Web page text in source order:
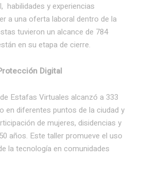
habilidades y experiencias
a una oferta laboral dentro de la
tuvieron un alcance de 784
en su etapa de cierre.
Digital
Estafas Virtuales alcanzó a 333
en diferentes puntos de la ciudad y
de mujeres, disidencias y
años. Este taller promueve el uso
la tecnología en comunidades